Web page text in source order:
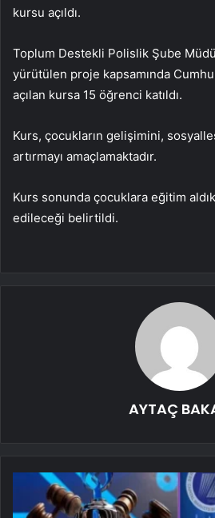
kursu açıldı.
Toplum Destekli Polislik Şube
yürütülen proje kapsamında
açılan kursa 15 öğrenci katıldı.
Kurs, çocukların gelişimini,
artırmayı amaçlamaktadır.
Kurs sonunda çocuklara eğitim
edileceği belirtildi.
AYTAÇ